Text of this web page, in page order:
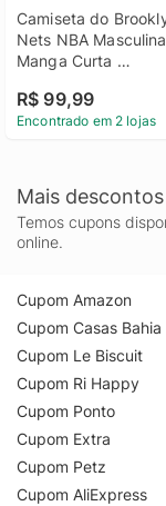
Camiseta do
Nets NBA Masculina
Manga Curta
R$ 99,99
Encontrado em 2 lojas
Mais descontos
Temos cupons
online.
Cupom Amazon
Cupom Casas Bahia
Cupom Le Biscuit
Cupom Ri Happy
Cupom Ponto
Cupom Extra
Cupom Petz
Cupom AliExpress